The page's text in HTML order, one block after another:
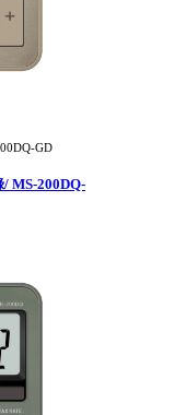
GD
MS-200DQ-